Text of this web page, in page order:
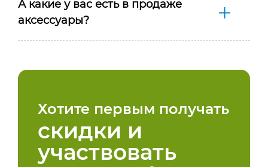
А какие у вас есть в продаже
аксессуары?
Хотите первым получать
скидки и
участвовать